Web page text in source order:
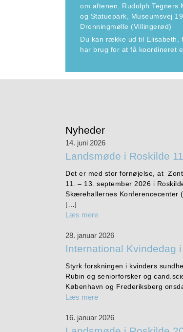
om aftenen. Rudolph Tegners
og Statuepark, Museumsvej
Dronningmølle (Villingerød)
Du kan række ud til Elisabeth,
har brug for at få koordineret
Nyheder
14. juni 2026
Landsmøde i Roskilde
Det er med stor fornøjelse, at
11. – 13. september 2026 i
Skærehallernes Konferencecenter
[…]
Læs mere
28. januar 2026
International Kvindedag
Styrk forskningen i kvinders
Rubin og seniorforsker og
København og Frederiksberg
Læs mere
16. januar 2026